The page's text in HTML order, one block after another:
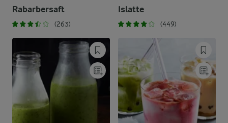
Rabarbersaft
(263)
Islatte
(449)